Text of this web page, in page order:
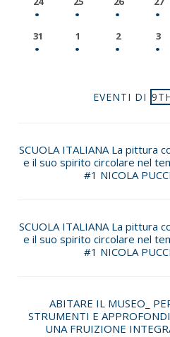
31 1 2 3
EVENTI DI
SCUOLA ITALIANA La pittura
e il suo spirito circolare nel
#1 NICOLA PUCCI
SCUOLA ITALIANA La pittura
e il suo spirito circolare nel
#1 NICOLA PUCCI
ABITARE IL MUSEO_
STRUMENTI E
UNA FRUIZIONE